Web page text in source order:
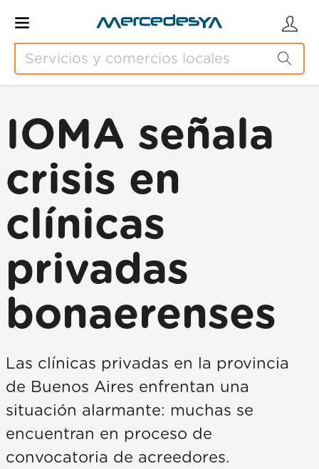
IOMA señala
crisis en
clínicas
privadas
bonaerenses
Las clínicas privadas en la provincia
de Buenos Aires enfrentan una
situación alarmante: muchas se
encuentran en proceso de
convocatoria de acreedores.